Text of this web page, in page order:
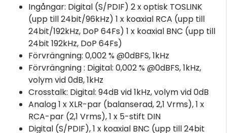
Ingångar: Digital (S/PDIF) 2 x optisk TOSLINK
(upp till 24bit/96kHz) 1 x koaxial RCA (upp till
24bit/192kHz, DoP 64Fs) 1 x koaxial BNC (upp till
24bit 192kHz, DoP 64Fs)
Förvrängning: 0,002 % @0dBFS, 1kHz
Förvrängning : Digital: 0,002 % @0dBFS, 1kHz,
volym vid 0dB, 1kHz
Crosstalk: Digital: 94dB vid 1kHz, volym vid 0dB
Analog 1 x XLR-par (balanserad, 2,1 Vrms), 1 x
RCA-par (2,1 Vrms), 1 x 5-stift DIN
Digital (S/PDIF), 1 x koaxial BNC (upp till 24bit